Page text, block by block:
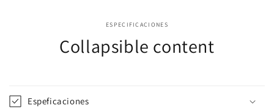
ESPECIFICACIONES
Collapsible content
Espeficaciones